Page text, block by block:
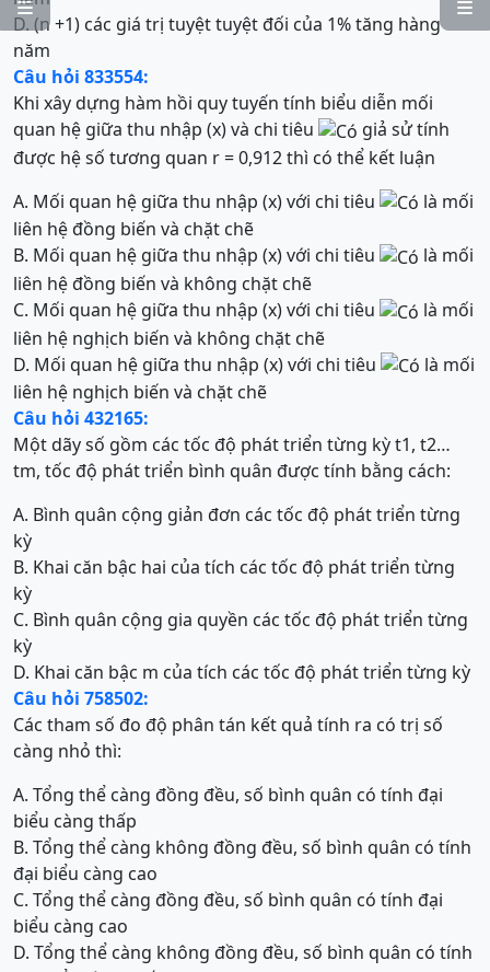


D. (n +1) các giá trị tuyệt tuyệt đối của 1% tăng hàng
năm
Câu hỏi 833554:
Khi xây dựng hàm hồi quy tuyến tính biểu diễn mối
quan hệ giữa thu nhập (x) và chi tiêu
giả sử tính
được hệ số tương quan r = 0,912 thì có thể kết luận
A. Mối quan hệ giữa thu nhập (x) với chi tiêu
là mối
liên hệ đồng biến và chặt chẽ
B. Mối quan hệ giữa thu nhập (x) với chi tiêu
là mối
liên hệ đồng biến và không chặt chẽ
C. Mối quan hệ giữa thu nhập (x) với chi tiêu
là mối
liên hệ nghịch biến và không chặt chẽ
D. Mối quan hệ giữa thu nhập (x) với chi tiêu
là mối
liên hệ nghịch biến và chặt chẽ
Câu hỏi 432165:
Một dãy số gồm các tốc độ phát triển từng kỳ t1, t2…
tm, tốc độ phát triển bình quân được tính bằng cách:
A. Bình quân cộng giản đơn các tốc độ phát triển từng
kỳ
B. Khai căn bậc hai của tích các tốc độ phát triển từng
kỳ
C. Bình quân cộng gia quyền các tốc độ phát triển từng
kỳ
D. Khai căn bậc m của tích các tốc độ phát triển từng kỳ
Câu hỏi 758502:
Các tham số đo độ phân tán kết quả tính ra có trị số
càng nhỏ thì:
A. Tổng thể càng đồng đều, số bình quân có tính đại
biểu càng thấp
B. Tổng thể càng không đồng đều, số bình quân có tính
đại biểu càng cao
C. Tổng thể càng đồng đều, số bình quân có tính đại
biểu càng cao
D. Tổng thể càng không đồng đều, số bình quân có tính